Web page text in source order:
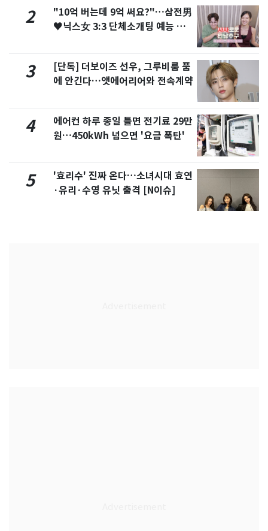
2
"10억 버는데 9억 써요?"…삼전男
♥닉스女 3:3 단체소개팅 예능 화
3
[단독] 더보이즈 선우, 그루비룸 품
에 안긴다…앳에어리어와 전속계약
4
에어컨 하루 종일 틀면 전기료 29만
원…450kWh 넘으면 '요금 폭탄'
5
'효리수' 진짜 온다…소녀시대 효연
·유리·수영 유닛 출격 [N이슈]